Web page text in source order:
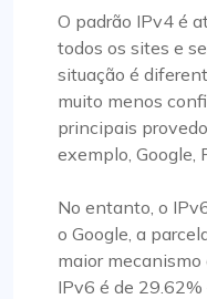
O padrão IPv4 é
todos os sites e
situação é
muito menos
principais
exemplo, Google,
No entanto, o
o Google, a
maior mecanismo
IPv6 é de 29.62%